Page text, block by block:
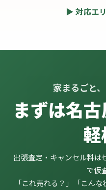
▶ 対応エ
家まるごと
まずは名
軽
出張査定・キャンセル料は
で仮
「これ売れる？」「こん